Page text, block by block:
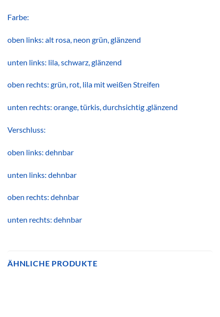
Farbe:
oben links: alt rosa, neon grün, glänzend
unten links: lila, schwarz, glänzend
oben rechts: grün, rot, lila mit weißen Streifen
unten rechts: orange, türkis, durchsichtig ,glänzend
Verschluss:
oben links: dehnbar
unten links: dehnbar
oben rechts: dehnbar
unten rechts: dehnbar
ÄHNLICHE PRODUKTE